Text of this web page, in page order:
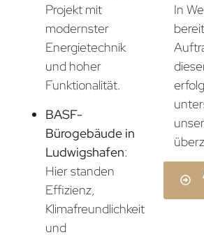
Projekt mit
modernster
Energietechnik
und hoher
Funktionalität.
BASF-
Bürogebäude in
Ludwigshafen:
Hier standen
Effizienz,
Klimafreundlichkeit
und
In